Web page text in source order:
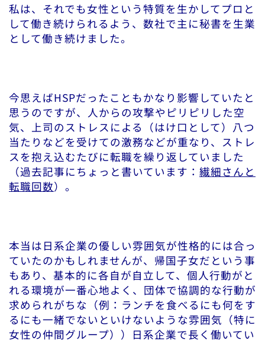
私は、それでも女性という特質を生かしてプロと
して働き続けられるよう、数社で主に秘書を生業
として働き続けました。
今思えばHSPだったこともかなり影響していたと
思うのですが、人からの攻撃やピリピリした空
気、上司のストレスによる（はけ口として）八つ
当たりなどを受けての激務などが重なり、ストレ
スを抱え込むたびに転職を繰り返していました
（過去記事にちょっと書いています： 繊細さんと
転職回数）。
本当は日系企業の優しい雰囲気が性格的には合っ
ていたのかもしれませんが、帰国子女だという事
もあり、基本的に各自が自立して、個人行動がと
れる環境が一番心地よく、団体で協調的な行動が
求められがちな（例：ランチを食べるにも何をす
るにも一緒でないといけないような雰囲気（特に
女性の仲間グループ））日系企業で長く働いてい